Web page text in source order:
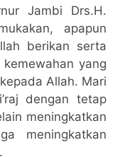
Jambi Drs.H.
apapun
berikan serta
yang
Allah. Mari
dengan tetap
meningkatkan
meningkatkan